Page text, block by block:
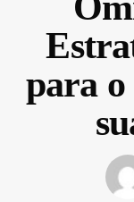
para o